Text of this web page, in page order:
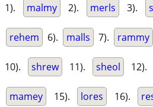
1). malmy 2). merls 3).
rehem 6). malls 7). rammy
10). shrew 11). sheol 12).
mamey 15). lores 16).